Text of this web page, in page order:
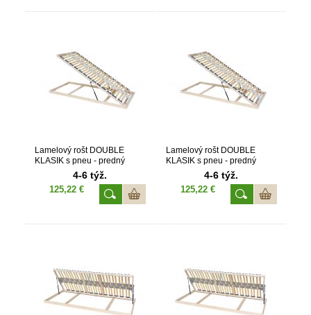
Lamelový rošt DOUBLE
KLASIK s pneu - predný
výklop 90x2004-6 týž.
125,22 €
Lamelový rošt DOUBLE
KLASIK s pneu - predný
výklop 80x2004-6 týž.
125,22 €